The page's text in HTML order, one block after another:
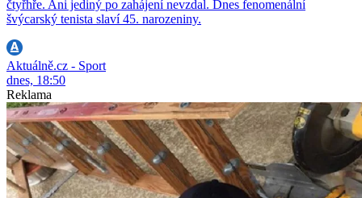
čtyřhře. Ani jediný po zahájení nevzdal. Dnes fenomenální
švýcarský tenista slaví 45. narozeniny.
Aktuálně.cz - Sport
dnes, 18:50
Reklama